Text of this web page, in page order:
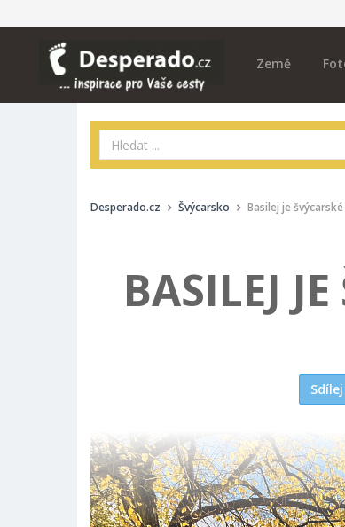
Země
Desperado.cz Švýcarsko Basilej je
BASILEJ